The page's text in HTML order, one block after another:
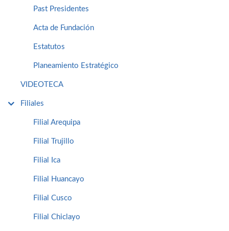
Past Presidentes
Acta de Fundación
Estatutos
Planeamiento Estratégico
VIDEOTECA
Filiales
Filial Arequipa
Filial Trujillo
Filial Ica
Filial Huancayo
Filial Cusco
Filial Chiclayo